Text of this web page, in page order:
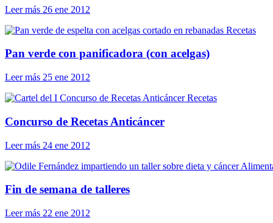
Leer más 26 ene 2012
Recetas
Pan verde con panificadora (con acelgas)
Leer más 25 ene 2012
Recetas
Concurso de Recetas Anticáncer
Leer más 24 ene 2012
Fin de semana de talleres
Leer más 22 ene 2012